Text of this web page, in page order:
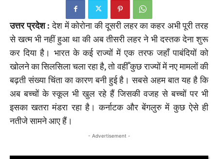
उत्तर प्रदेश : देश में कोरोना की दूसरी लहर का कहर अभी पूरी तरह
से खत्म भी नहीं हुआ था की अब तीसरी लहर ने भी दस्तक देना शुरू
कर दिया है। भारत के कई राज्यों में एक तरफ जहाँ पाबंदियों को
खोलने का सिलसिला चला रहा है, तो वहीँ कुछ राज्यों में नए मामलों की
बढ़ती संख्या चिंता का कारण बनी हुई है। सबसे अहम बात यह है कि
अब बच्चों के स्कूल भी खुल रहे हैं जिसकी वजह से बच्चों पर भी
इसका खतरा मंडरा रहा है। कर्नाटक और बेंगलुरु में कुछ ऐसे ही
नतीजे सामने आए हैं।
- Advertisement -